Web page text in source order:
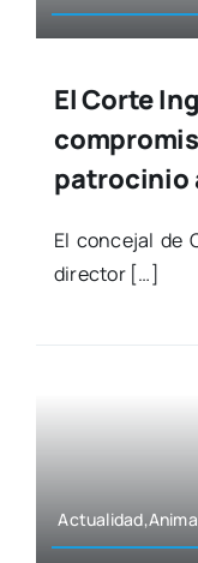
El Corte
patrocinio
El con­ce­jal de
direc­tor […]